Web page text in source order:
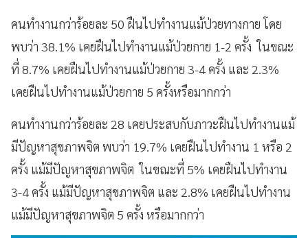
คนทำงานกว่าร้อยละ 50 ฝืนไปทำงานแม้ป่วยทางกาย โดย
พบว่า 38.1% เคยฝืนไปทำงานแม้ป่วยกาย 1-2 ครั้ง ในขณะ
ที่ 8.7% เคยฝืนไปทำงานแม้ป่วยกาย 3-4 ครั้ง และ 2.3%
เคยฝืนไปทำงานแม้ป่วยกาย 5 ครั้งหรือมากกว่า
คนทำงานกว่าร้อยละ 28 เคยประสบกับภาวะฝืนไปทำงานแม้
มีปัญหาสุขภาพจิต พบว่า 19.7% เคยฝืนไปทำงาน 1 หรือ 2
ครั้ง แม้มีปัญหาสุขภาพจิต ในขณะที่ 5% เคยฝืนไปทำงาน
3-4 ครั้ง แม้มีปัญหาสุขภาพจิต และ 2.8% เคยฝืนไปทำงาน
แม้มีปัญหาสุขภาพจิต 5 ครั้ง หรือมากกว่า